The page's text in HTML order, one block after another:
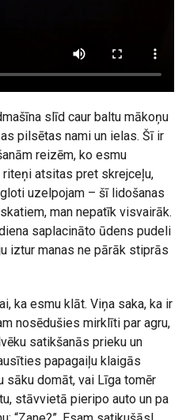
slīd caur baltu mākoņu
pilsētas nami un ielas. Šī ir
reizēm, ko esmu
atsitas pret skrejceļu,
uzelpojam – šī lidošanas
man nepatīk visvairāk.
saplacināto ūdens pudeli
iztur manas ne pārāk stiprās
ka esmu klāt. Viņa saka, ka ir
nosēdušies mirklīti par agru,
satikšanās prieku un
papagaiļu klaigās
sāku domāt, vai Līga tomēr
stāvvietā pieripo auto un pa